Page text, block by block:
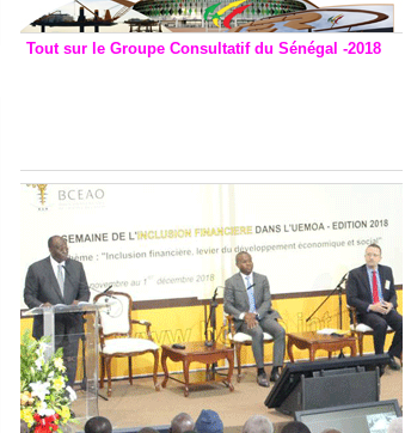
Tout sur le Groupe Consultatif du Sénégal -2018